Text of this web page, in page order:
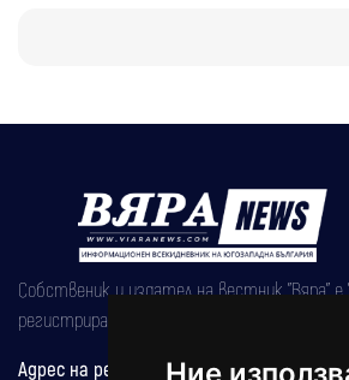
Собственик и издател на вестник "Вяра" е
регистрирана на 08.05.2002 година.
Адрес на редакцията